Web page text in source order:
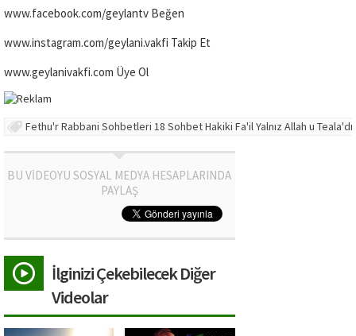
www.facebook.com/geylantv Beğen
www.instagram.com/geylani.vakfi Takip Et
www.geylanivakfi.com Üye Ol
Fethu'r Rabbani Sohbetleri 18 Sohbet Hakiki Fa'il Yalnız Allah u
BU VİDEOYU SOSYAL MEDYA HESAPLARINDA
PAYLAŞ
İlginizi Çekebilecek Diğer
Videolar